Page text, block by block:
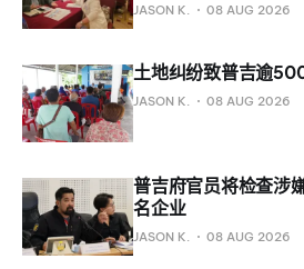
JASON K. 08 AUG 2026
土地纠纷致普吉逾
JASON K. 08 AUG 2026
普吉府官员将检查涉
名企业
JASON K. 08 AUG 2026